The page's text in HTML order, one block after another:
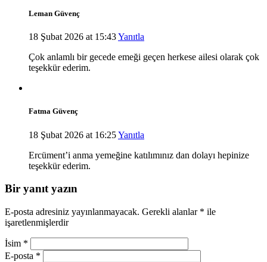
Leman Güvenç
18 Şubat 2026 at 15:43Yanıtla
Çok anlamlı bir gecede emeği geçen herkese ailesi olarak çok
teşekkür ederim.
Fatma Güvenç
18 Şubat 2026 at 16:25Yanıtla
Ercüment’i anma yemeğine katılımınız dan dolayı hepinize
teşekkür ederim.
Bir yanıt yazın
E-posta adresiniz yayınlanmayacak. Gerekli alanlar * ile
işaretlenmişlerdir
İsim *
E-posta *